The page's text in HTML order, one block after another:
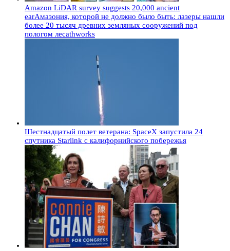
Amazon LiDAR survey suggests 20,000 ancient
earАмазония, которой не должно было быть: лазеры нашли
более 20 тысяч древних земляных сооружений под
пологом лесаthworks
Шестнадцатый полет ветерана: SpaceX запустила 24
спутника Starlink с калифорнийского побережья